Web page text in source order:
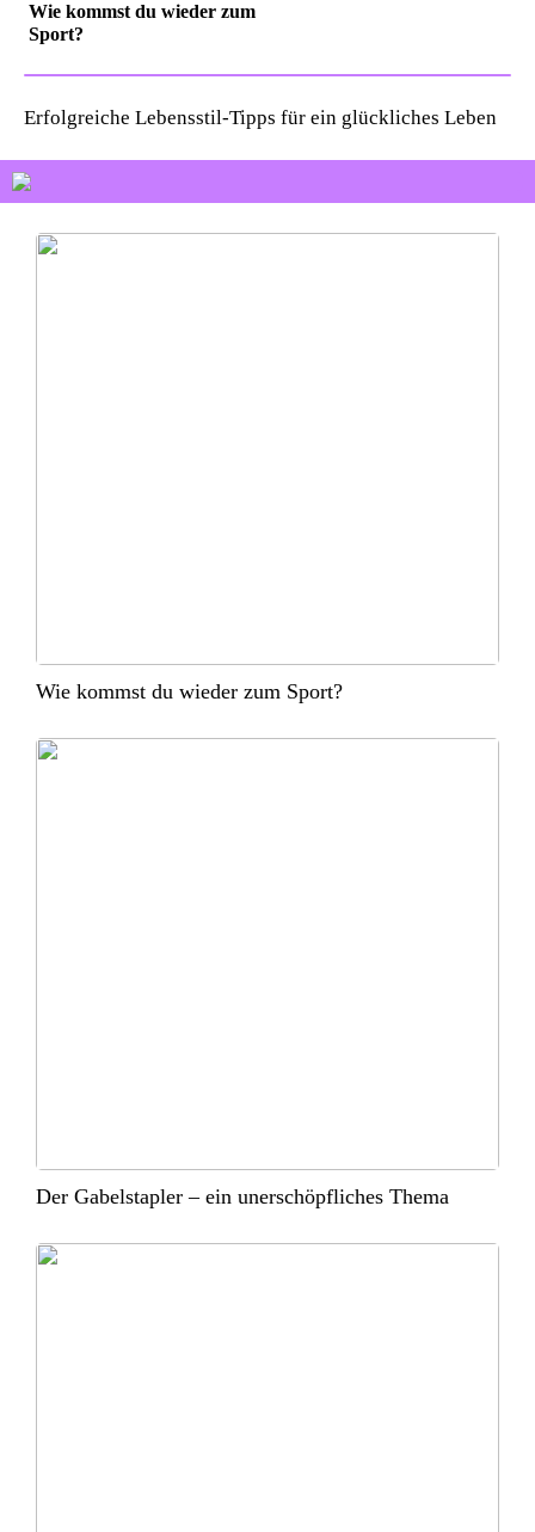
Wie kommst du wieder zum
Sport?
Erfolgreiche Lebensstil-Tipps für ein glückliches Leben
Wie kommst du wieder zum Sport?
Der Gabelstapler – ein unerschöpfliches Thema